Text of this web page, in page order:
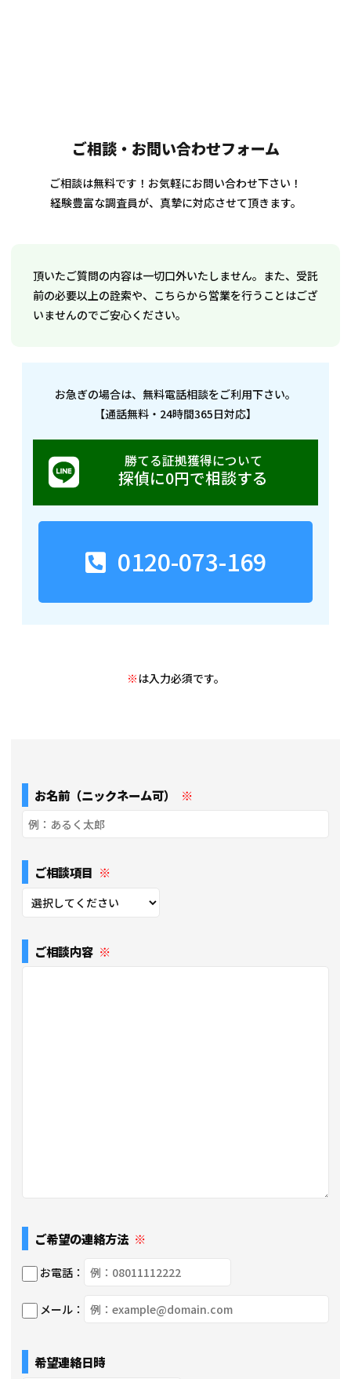
ご相談・お問い合わせフォーム
ご相談は無料です！お気軽にお問い合わせ下さい！
経験豊富な調査員が、真摯に対応させて頂きます。
頂いたご質問の内容は一切口外いたしません。また、受託
前の必要以上の詮索や、こちらから営業を行うことはござ
いませんのでご安心ください。
お急ぎの場合は、無料電話相談をご利用下さい。
【通話無料・24時間365日対応】
勝てる証拠獲得について
探偵に0円で相談する
0120-073-169
※は入力必須です。
お名前（ニックネーム可） ※
ご相談項目 ※
ご相談内容 ※
ご希望の連絡方法 ※
お電話
メール
希望連絡日時